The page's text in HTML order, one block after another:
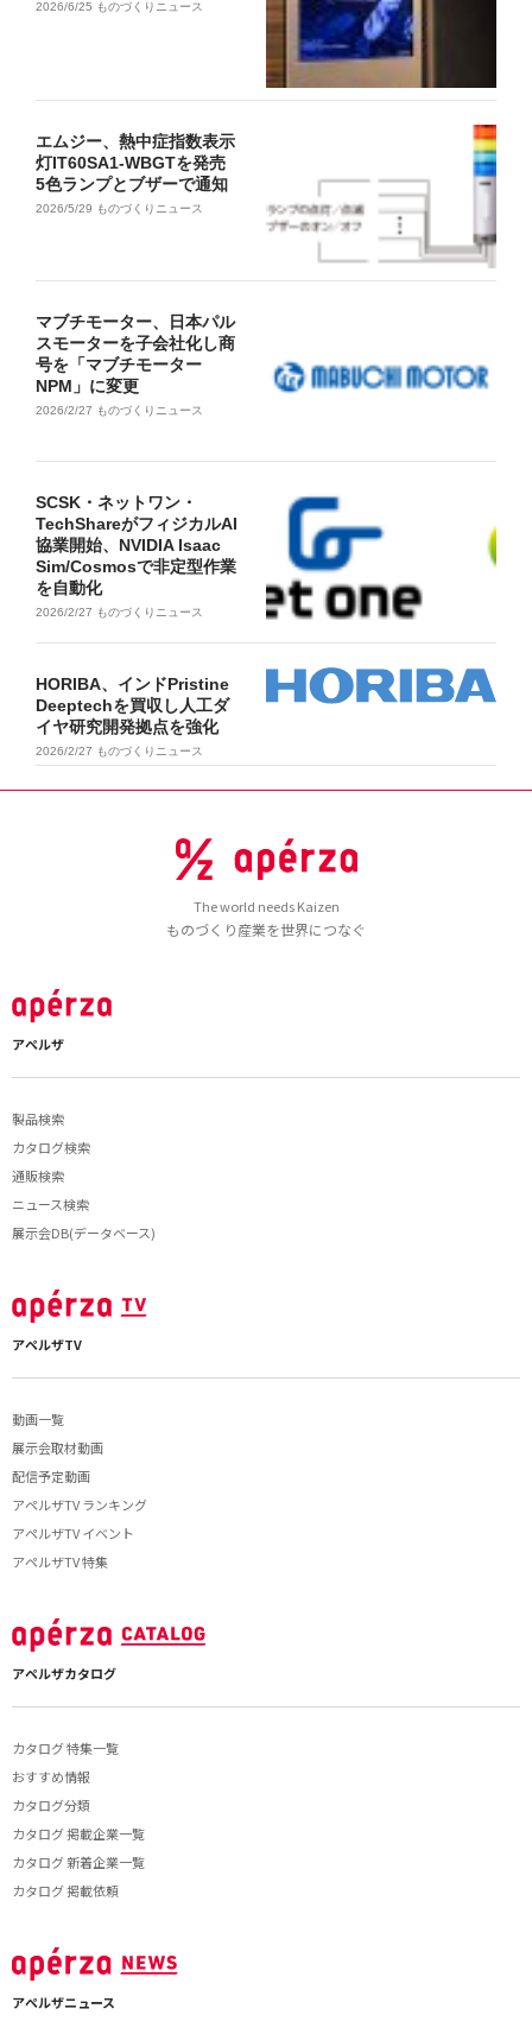
2026/6/25 ものづくりニュース
エムジー、熱中症指数表示
灯IT60SA1-WBGTを発売
5色ランプとブザーで通知
2026/5/29 ものづくりニュース
マブチモーター、日本パル
スモーターを子会社化し商
号を「マブチモーター
NPM」に変更
2026/2/27 ものづくりニュース
SCSK・ネットワン・
TechShareがフィジカルAI
協業開始、NVIDIA Isaac
Sim/Cosmosで非定型作業
を自動化
2026/2/27 ものづくりニュース
HORIBA、インドPristine
Deeptechを買収し人工ダ
イヤ研究開発拠点を強化
2026/2/27 ものづくりニュース
The world needs Kaizen
ものづくり産業を世界につなぐ
アペルザ
製品検索
カタログ検索
通販検索
ニュース検索
展示会DB(データベース)
アペルザTV
動画一覧
展示会取材動画
配信予定動画
アペルザTV ランキング
アペルザTV イベント
アペルザTV 特集
アペルザカタログ
カタログ 特集一覧
おすすめ情報
カタログ分類
カタログ 掲載企業一覧
カタログ 新着企業一覧
カタログ 掲載依頼
アペルザニュース